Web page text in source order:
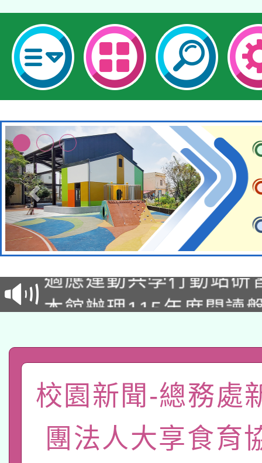
本校115學年度第2次
招甄選結果公告(無人
招)
本館辦理115年度閱讀
礎課程
A3數位素養講師名單
「數位內容與教學軟體
pilot」
薪期間赴陸應申請許可
轉知經濟部水利署委託
校園新聞-總務處
團法人大享食育